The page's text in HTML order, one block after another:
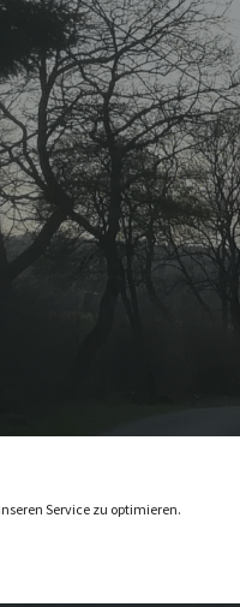
Service zu optimieren.